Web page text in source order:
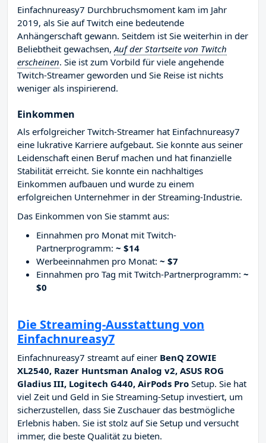
Einfachnureasy7 Durchbruchsmoment kam im Jahr
2019, als Sie auf Twitch eine bedeutende
Anhängerschaft gewann. Seitdem ist Sie weiterhin in der
Beliebtheit gewachsen,Auf der Startseite von Twitch
erscheinen. Sie ist zum Vorbild für viele angehende
Twitch-Streamer geworden und Sie Reise ist nichts
weniger als inspirierend.
Einkommen
Als erfolgreicher Twitch-Streamer hat Einfachnureasy7
eine lukrative Karriere aufgebaut. Sie konnte aus seiner
Leidenschaft einen Beruf machen und hat finanzielle
Stabilität erreicht. Sie konnte ein nachhaltiges
Einkommen aufbauen und wurde zu einem
erfolgreichen Unternehmer in der Streaming-Industrie.
Das Einkommen von Sie stammt aus:
Einnahmen pro Monat mit Twitch-
Partnerprogramm: ~ $14
Werbeeinnahmen pro Monat: ~ $7
Einnahmen pro Tag mit Twitch-Partnerprogramm: ~
$0
Die Streaming-Ausstattung von
Einfachnureasy7
Einfachnureasy7 streamt auf einer BenQ ZOWIE
XL2540, Razer Huntsman Analog v2, ASUS ROG
Gladius III, Logitech G440, AirPods Pro Setup. Sie hat
viel Zeit und Geld in Sie Streaming-Setup investiert, um
sicherzustellen, dass Sie Zuschauer das bestmögliche
Erlebnis haben. Sie ist stolz auf Sie Setup und versucht
immer, die beste Qualität zu bieten.